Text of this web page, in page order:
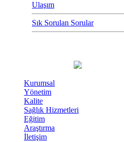
Ulaşım
Sık Sorulan Sorular
Kurumsal
Yönetim
Kalite
Sağlık Hizmetleri
Eğitim
Araştırma
İletişim